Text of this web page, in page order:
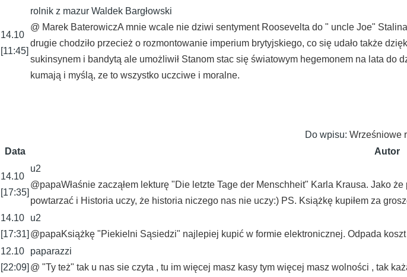
14.10
[11:45]
rolnik z mazur Waldek Bargłowski
@ Marek BaterowiczA mnie wcale nie dziwi sentyment Roosevelta do " uncle Joe"
drugie chodziło przecież o rozmontowanie imperium brytyjskiego, co się udało także
sukinsynem i bandytą ale umożliwił Stanom stac się światowym hegemonem na lata
kumają i myślą, ze to wszystko uczciwe i moralne.
Do wpisu: Wrześniowe
Data
Autor
14.10
[17:35]
u2
@papaWłaśnie zacząłem lekturę "Die letzte Tage der Menschheit" Karla Krausa. Jako
powtarzać i Historia uczy, że historia niczego nas nie uczy:) PS. Książkę kupiłem za
14.10
[17:31]
u2
@papaKsiążkę "Piekielni Sąsiedzi" najlepiej kupić w formie elektronicznej. Odpada
12.10
[22:09]
paparazzi
@ "Ty też" tak u nas sie czyta , tu im więcej masz kasy tym więcej masz wolności , tak